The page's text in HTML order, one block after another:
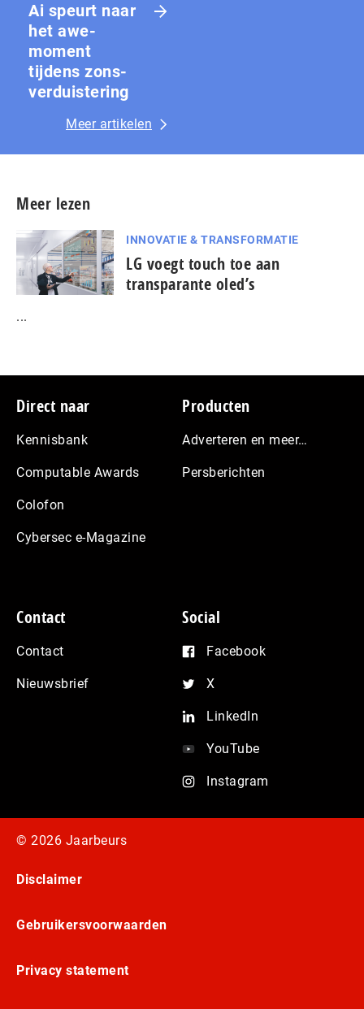
Ai speurt naar
het awe-
moment
tijdens zons­
ver­duis­te­ring
Meer artikelen
Meer lezen
INNOVATIE & TRANSFORMATIE
LG voegt touch toe aan
transparante oled’s
...
Footer
Direct naar
Kennisbank
Computable Awards
Colofon
Cybersec e-Magazine
Producten
Adverteren en meer…
Persberichten
Contact
Contact
Nieuwsbrief
Social
Facebook
X
LinkedIn
YouTube
Instagram
© 2026 Jaarbeurs
Disclaimer
Gebruikersvoorwaarden
Privacy statement